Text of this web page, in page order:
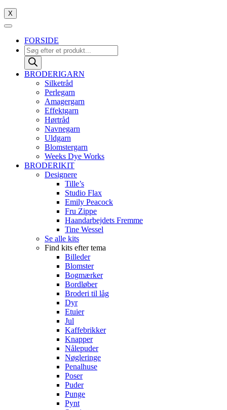
X
FORSIDE
Products
search
BRODERIGARN
Silketråd
Perlegarn
Amagergarn
Effektgarn
Hørtråd
Navnegarn
Uldgarn
Blomstergarn
Weeks Dye Works
BRODERIKIT
Designere
Tille’s
Studio Flax
Emily Peacock
Fru Zippe
Haandarbejdets Fremme
Tine Wessel
Se alle kits
Find kits efter tema
Billeder
Blomster
Bogmærker
Bordløber
Broderi til låg
Dyr
Etuier
Jul
Kaffebrikker
Knapper
Nålepuder
Nøgleringe
Penalhuse
Poser
Puder
Punge
Pynt